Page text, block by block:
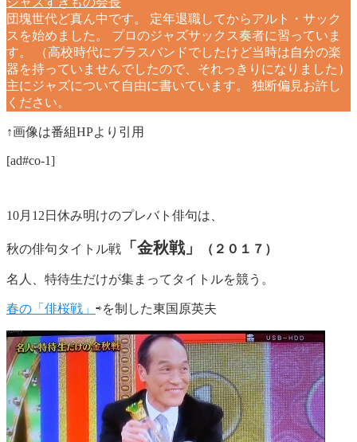
団塊世代ど真ん中です。 定年退職してからアルト・サック
スを始めました。 プロのジャズサックス奏者に習っていま
す。 （高校時代にブラスバンドでしたけど当時は自分の楽
器を持っていませんでしたので、それっきりになりました）
主にジャズについて自由に書いています。 独断偏見お許し
ください。
↑画像は番組HPより引用
[ad#co-1]
10月12日休み明けのプレバト俳句は、
秋の俳句タイトル戦 「金秋戦」 （２０１７）
名人、特待生だけが集まってタイトルを競う。
春の「俳桜戦」 ⇨を制した東国原英夫